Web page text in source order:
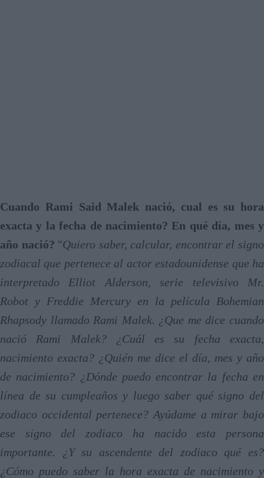
Cuando Rami Said Malek nació, cual es su hora
exacta y la fecha de nacimiento? En qué día, mes y
año nació? "Quiero saber, calcular, encontrar el signo
zodiacal que pertenece al actor estadounidense que ha
interpretado Elliot Alderson, serie televisivo Mr.
Robot y Freddie Mercury en la película Bohemian
Rhapsody llamado Rami Malek. ¿Que me dice cuando
nació Rami Malek? ¿Cuál es su fecha exacta,
nacimiento exacta? ¿Quién me dice el día, mes y año
de nacimiento? ¿Dónde puedo encontrar la fecha en
línea de su cumpleaños y luego saber qué signo del
zodiaco occidental pertenece? Ayúdame a mirar bajo
ese signo del zodiaco ha nacido esta persona
importante. ¿Y su ascendente del zodiaco qué es?
¿Cómo puedo saber la hora exacta de nacimiento y